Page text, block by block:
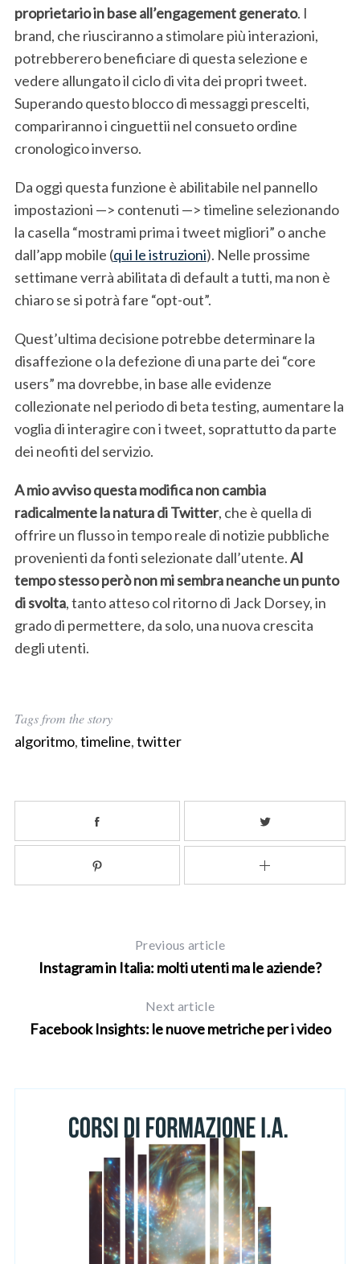
proprietario in base all’engagement generato. I
brand, che riusciranno a stimolare più interazioni,
potrebberero beneficiare di questa selezione e
vedere allungato il ciclo di vita dei propri tweet.
Superando questo blocco di messaggi prescelti,
compariranno i cinguettii nel consueto ordine
cronologico inverso.
Da oggi questa funzione è abilitabile nel pannello
impostazioni —> contenuti —> timeline selezionando
la casella “mostrami prima i tweet migliori” o anche
dall’app mobile (qui le istruzioni). Nelle prossime
settimane verrà abilitata di default a tutti, ma non è
chiaro se si potrà fare “opt-out”.
Quest’ultima decisione potrebbe determinare la
disaffezione o la defezione di una parte dei “core
users” ma dovrebbe, in base alle evidenze
collezionate nel periodo di beta testing, aumentare la
voglia di interagire con i tweet, soprattutto da parte
dei neofiti del servizio.
A mio avviso questa modifica non cambia
radicalmente la natura di Twitter, che è quella di
offrire un flusso in tempo reale di notizie pubbliche
provenienti da fonti selezionate dall’utente.Al
tempo stesso però non mi sembra neanche un punto
di svolta, tanto atteso col ritorno di Jack Dorsey, in
grado di permettere, da solo, una nuova crescita
degli utenti.
Tags from the story
algoritmo,timeline,twitter
Previous article
Instagram in Italia: molti utenti ma le aziende?
Next article
Facebook Insights: le nuove metriche per i video
S
e
a
c
h
f
o